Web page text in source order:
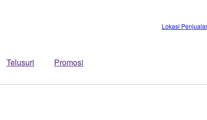
Telusuri Promosi
Lokasi